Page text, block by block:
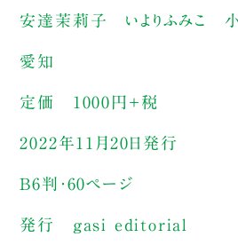
安達茉莉子 いよりふみこ
愛知
定価 1000円＋税
2022年11月20日発行
B6判・60ページ
発行 gasi editorial